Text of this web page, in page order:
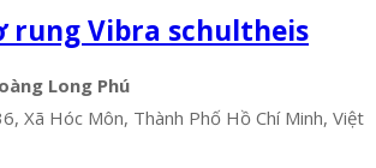
rung Vibra schultheis
Long Phú
Xã Hóc Môn, Thành Phố Hồ Chí Minh, Việt